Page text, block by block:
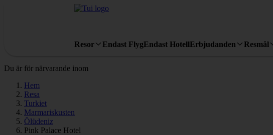
Resor Endast FlygEndast HotellErbjudanden Resmål
Du är för närvarande inom
Hem
Resa
Turkiet
Marmariskusten
Ölüdeniz
Pink Palace Hotel